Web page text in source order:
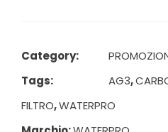
Category:
Tags:
AG3,
FILTRO,WATERPRO